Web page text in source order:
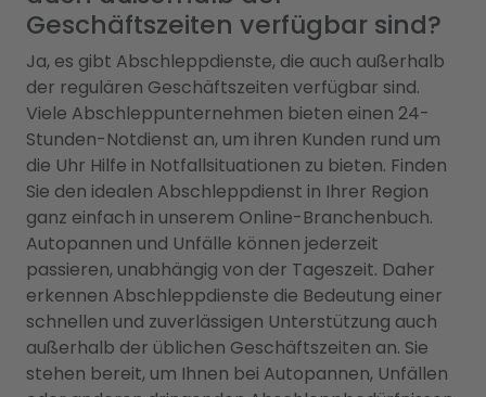
Geschäftszeiten verfügbar sind?
Ja, es gibt Abschleppdienste, die auch außerhalb
der regulären Geschäftszeiten verfügbar sind.
Viele Abschleppunternehmen bieten einen 24-
Stunden-Notdienst an, um ihren Kunden rund um
die Uhr Hilfe in Notfallsituationen zu bieten. Finden
Sie den idealen Abschleppdienst in Ihrer Region
ganz einfach in unserem Online-Branchenbuch.
Autopannen und Unfälle können jederzeit
passieren, unabhängig von der Tageszeit. Daher
erkennen Abschleppdienste die Bedeutung einer
schnellen und zuverlässigen Unterstützung auch
außerhalb der üblichen Geschäftszeiten an. Sie
stehen bereit, um Ihnen bei Autopannen, Unfällen